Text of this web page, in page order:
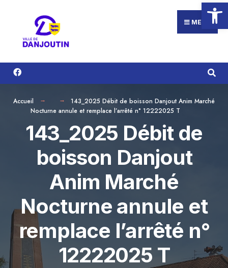
Ouvrir
contenu
MENU
Accueil
143_2025 Débit de boisson Danjout Anim Marché
Nocturne annule et remplace l’arrêté n° 12222025 T
143_2025 Débit de
boisson Danjout
Anim Marché
Nocturne annule et
remplace l’arrêté n°
12222025 T
for: